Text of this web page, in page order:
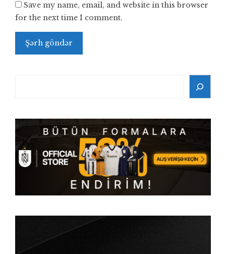
Save my name, email, and website in this browser
for the next time I comment.